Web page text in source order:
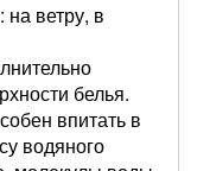
ветру, в
белья.
впитать в
водяного